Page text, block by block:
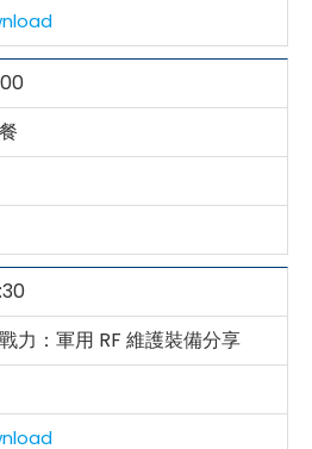
力：軍用 RF 維護裝備分享